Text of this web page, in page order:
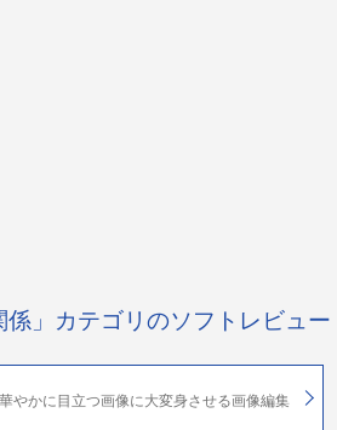
係」カテゴリのソフトレビュー
やかに目立つ画像に大変身させる画像編集